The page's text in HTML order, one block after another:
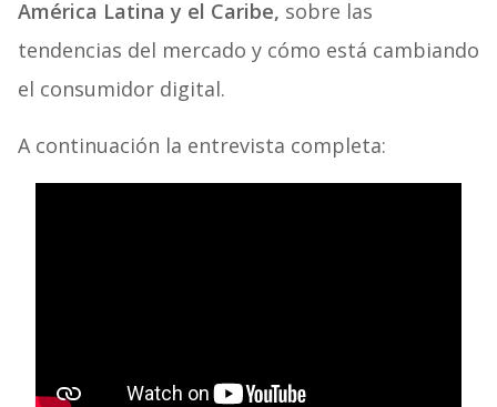
América Latina y el Caribe, sobre las
tendencias del mercado y cómo está cambiando
el consumidor digital.
A continuación la entrevista completa: